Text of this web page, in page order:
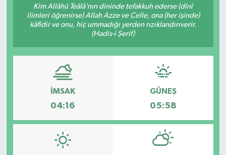
Kim Allâhü Teâlâ’nın dininde tefakkuh ederse (dînî
ilimleri öğrenirse) Allah Azze ve Celle, ona (her işinde)
kâfîdir ve onu, hiç ummadığı yerden rızıklandırıverir.
(Hadis-i Şerif)
İMSAK
04:16
GÜNEŞ
05:58
EĞİTİM
HABERDE İNSAN
KAMPANYALAR
Haber Arşivi